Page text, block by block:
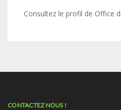
Consultez le profil de Office
CONTACTEZ NOUS !